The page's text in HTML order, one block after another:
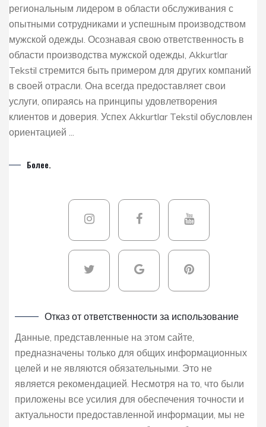
региональным лидером в области обслуживания с
опытными сотрудниками и успешным производством
мужской одежды. Осознавая свою ответственность в
области производства мужской одежды, Akkurtlar
Tekstil стремится быть примером для других компаний
в своей отрасли. Она всегда предоставляет свои
услуги, опираясь на принципы удовлетворения
клиентов и доверия. Успех Akkurtlar Tekstil обусловлен
ориентацией ...
Более.
Отказ от ответственности за использование
Данные, представленные на этом сайте,
предназначены только для общих информационных
целей и не являются обязательными. Это не
является рекомендацией. Несмотря на то, что были
приложены все усилия для обеспечения точности и
актуальности предоставленной информации, мы не